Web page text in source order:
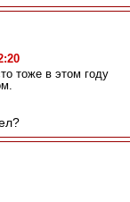
тоже в этом году